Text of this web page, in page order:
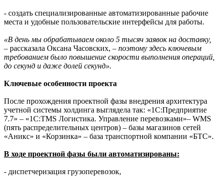
- создать специализированные автоматизированные рабочие
места и удобные пользовательские интерфейсы для работы.
«В день мы обрабатываем около 5 тысяч заявок на доставку,
– рассказала Оксана Часовских, – поэтому здесь ключевым
требованием было повышение скорости выполнения операций,
до секунд и даже долей секунд».
Ключевые особенности проекта
После прохождения проектной фазы внедрения архитектура
учетной системы холдинга выглядела так: «1С:Предприятие
7.7» – «1С:TMS Логистика. Управление перевозками»– WMS
(пять распределительных центров) – базы магазинов сетей
«Аникс» и «Корзинка» – база транспортной компании «БТС».
В ходе проектной фазы были автоматизированы:
- диспетчеризация грузоперевозок,